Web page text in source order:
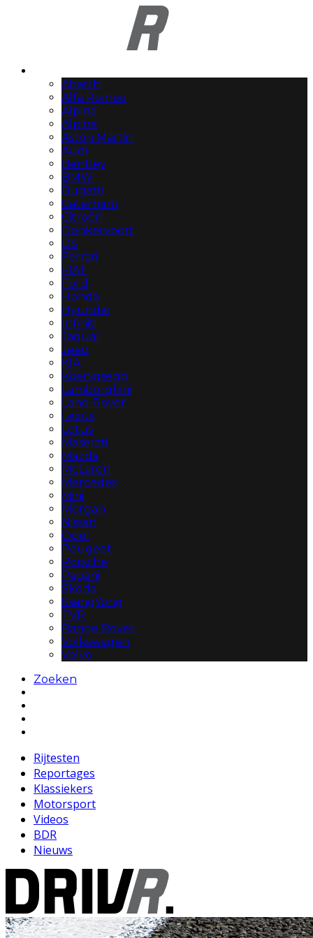
Abarth
Alfa Romeo
Alpina
Alpine
Aston Martin
Audi
Bentley
BMW
Bugatti
Caterham
Citroën
Donkervoort
DS
Ferrari
FIAT
Ford
Honda
Hyundai
Infiniti
Jaguar
Jeep
KIA
Koenigsegg
Lamborghini
Land Rover
Lexus
Lotus
Maserati
Mazda
McLaren
Mercedes
Mini
Morgan
Nissan
Opel
Peugeot
Porsche
Pagani
Skoda
SsangYong
TVR
Range Rover
Volkswagen
Volvo
Zoeken
Rijtesten
Reportages
Klassiekers
Motorsport
Videos
BDR
Nieuws